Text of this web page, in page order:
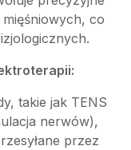
co
takie jak TENS
nerwów),
przez